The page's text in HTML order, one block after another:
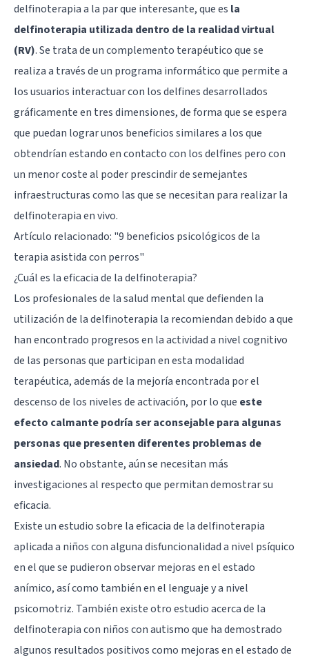
delfinoterapia a la par que interesante, que es la
delfinoterapia utilizada dentro de la realidad virtual
(RV). Se trata de un complemento terapéutico que se
realiza a través de un programa informático que permite a
los usuarios interactuar con los delfines desarrollados
gráficamente en tres dimensiones, de forma que se espera
que puedan lograr unos beneficios similares a los que
obtendrían estando en contacto con los delfines pero con
un menor coste al poder prescindir de semejantes
infraestructuras como las que se necesitan para realizar la
delfinoterapia en vivo.
Artículo relacionado: "9 beneficios psicológicos de la
terapia asistida con perros"
¿Cuál es la eficacia de la delfinoterapia?
Los profesionales de la salud mental que defienden la
utilización de la delfinoterapia la recomiendan debido a que
han encontrado progresos en la actividad a nivel cognitivo
de las personas que participan en esta modalidad
terapéutica, además de la mejoría encontrada por el
descenso de los niveles de activación, por lo que este
efecto calmante podría ser aconsejable para algunas
personas que presenten diferentes problemas de
ansiedad. No obstante, aún se necesitan más
investigaciones al respecto que permitan demostrar su
eficacia.
Existe un estudio sobre la eficacia de la delfinoterapia
aplicada a niños con alguna disfuncionalidad a nivel psíquico
en el que se pudieron observar mejoras en el estado
anímico, así como también en el lenguaje y a nivel
psicomotriz. También existe otro estudio acerca de la
delfinoterapia con niños con autismo que ha demostrado
algunos resultados positivos como mejoras en el estado de